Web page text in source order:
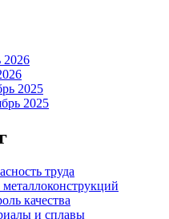
2025
2025
труда
качества
и сплавы